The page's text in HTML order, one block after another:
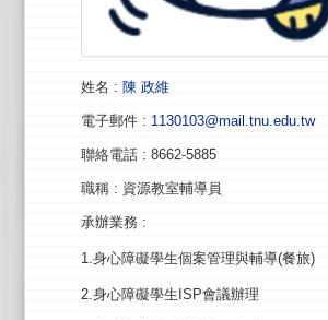
姓名 : 陳 政維
電子郵件 : 1130103@mail.tnu.edu.tw
聯絡電話 : 8662-5885
職稱 : 資源教室輔導員
承辦業務 :
1.身心障礙學生個案管理與輔導(餐旅)
2.身心障礙學生ISP會議辦理